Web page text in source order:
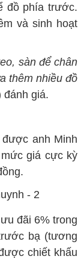
đồ phía trước.
và sinh hoạt
sàn để chân
thêm nhiều đồ
đánh giá.
anh Minh
giá cực kỳ
đãi 6% trong
bạ (tương
chiết khấu